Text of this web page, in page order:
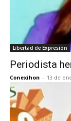
Libertad de Expresión
Periodista
Conexihon - 13 de